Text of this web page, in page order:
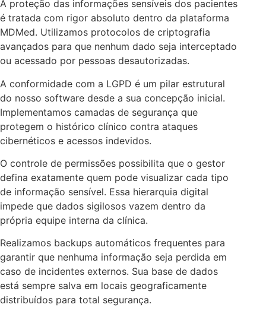
A proteção das informações sensíveis dos pacientes
é tratada com rigor absoluto dentro da plataforma
MDMed. Utilizamos protocolos de criptografia
avançados para que nenhum dado seja interceptado
ou acessado por pessoas desautorizadas.
A conformidade com a LGPD é um pilar estrutural
do nosso software desde a sua concepção inicial.
Implementamos camadas de segurança que
protegem o histórico clínico contra ataques
cibernéticos e acessos indevidos.
O controle de permissões possibilita que o gestor
defina exatamente quem pode visualizar cada tipo
de informação sensível. Essa hierarquia digital
impede que dados sigilosos vazem dentro da
própria equipe interna da clínica.
Realizamos backups automáticos frequentes para
garantir que nenhuma informação seja perdida em
caso de incidentes externos. Sua base de dados
está sempre salva em locais geograficamente
distribuídos para total segurança.